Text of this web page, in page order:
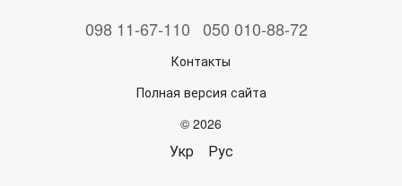
098 11-67-110 050 010-88-72
Контакты
Полная версия сайта
© 2026
Укр Рус